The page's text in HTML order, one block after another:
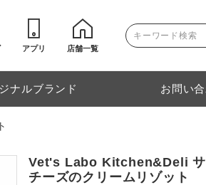
アプリ 店舗一覧
ナルブランド お問い
Vet's Labo Kitchen&Deli サ
チーズのクリームリゾット